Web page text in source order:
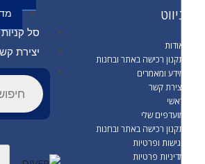
מדחסים
סל קניות
יצירת קשר
רכישה באתר ובחנות
ומאמרים
קשר
שלי
רכישה באתר ובחנות
ופרטיות
פרטיות